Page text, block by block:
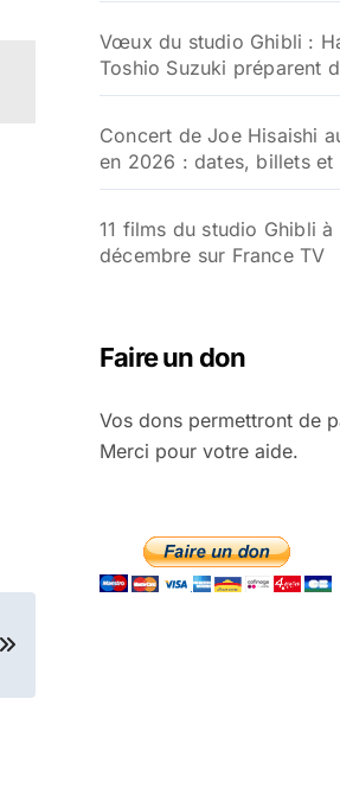
Vœux du studio Ghibli :
Toshio Suzuki préparent
Concert de Joe Hisaishi
en 2026 : dates, billets et
11 films du studio Ghibli
décembre sur France TV
Faire un don
Vos dons permettront de
Merci pour votre aide.